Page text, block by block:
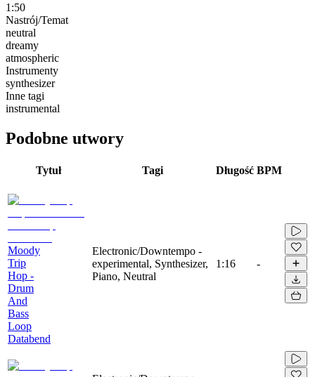
1:50
Nastrój/Temat
neutral
dreamy
atmospheric
Instrumenty
synthesizer
Inne tagi
instrumental
Podobne utwory
Tytuł Tagi Długość BPM
Moody
Trip
Hop -
Drum
And
Bass
Loop
Databend
Electronic/Downtempo -
experimental, Synthesizer,
Piano, Neutral
1:16 -